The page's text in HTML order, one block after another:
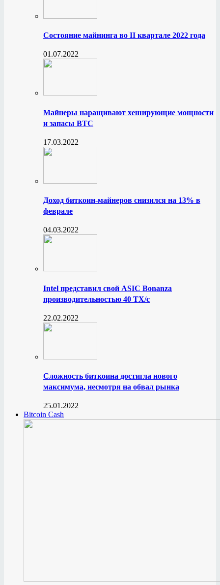
Состояние майнинга во II квартале 2022 года
01.07.2022
Майнеры наращивают хеширующие мощности
и запасы BTC
17.03.2022
Доход биткоин-майнеров снизился на 13% в
феврале
04.03.2022
Intel представил свой ASIC Bonanza
производительностью 40 ТХ/с
22.02.2022
Сложность биткоина достигла нового
максимума, несмотря на обвал рынка
25.01.2022
Bitcoin Cash